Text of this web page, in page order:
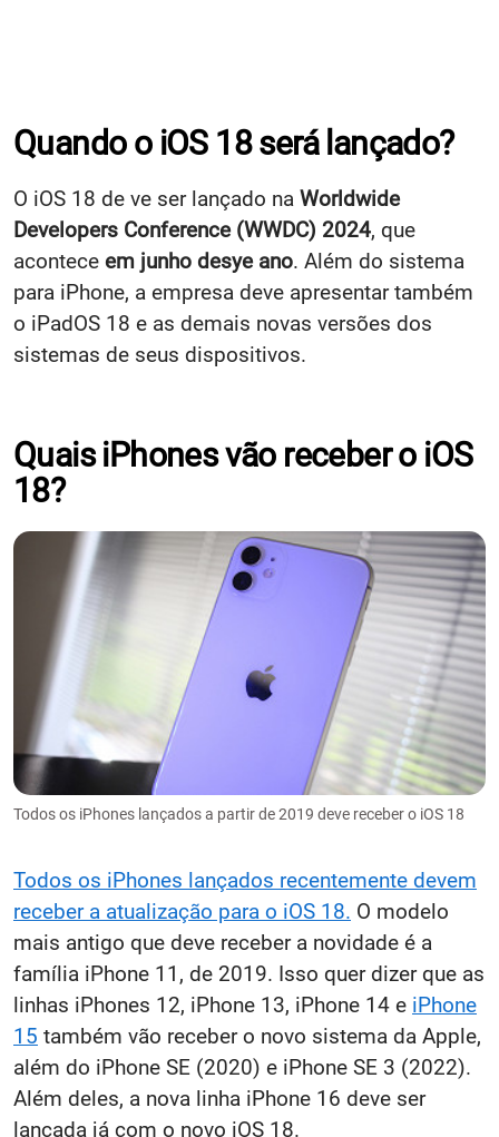
Quando o iOS 18 será lançado?
O iOS 18 de ve ser lançado na Worldwide
Developers Conference (WWDC) 2024, que
acontece em junho desye ano. Além do sistema
para iPhone, a empresa deve apresentar também
o iPadOS 18 e as demais novas versões dos
sistemas de seus dispositivos.
Quais iPhones vão receber o iOS
18?
Todos os iPhones lançados a partir de 2019 deve receber o iOS 18
Todos os iPhones lançados recentemente devem
receber a atualização para o iOS 18. O modelo
mais antigo que deve receber a novidade é a
família iPhone 11, de 2019. Isso quer dizer que as
linhas iPhones 12, iPhone 13, iPhone 14 e iPhone
15 também vão receber o novo sistema da Apple,
além do iPhone SE (2020) e iPhone SE 3 (2022).
Além deles, a nova linha iPhone 16 deve ser
lançada já com o novo iOS 18.